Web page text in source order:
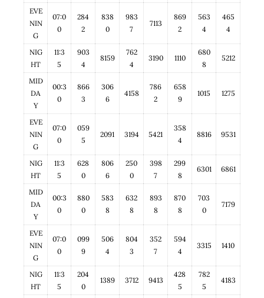
EVE
NIN
G
07:0
0
284
2
838
0
983
7
7113
869
2
563
4
465
4
NIG
HT
11:3
5
903
4
8159
762
4
3190 1110
680
8
5212
MID
DA
Y
00:3
0
866
3
306
6
4158
786
2
658
9
1015 1275
EVE
NIN
G
07:0
0
059
5
2091 3194 5421
358
4
8816 9531
NIG
HT
11:3
5
628
0
806
6
250
0
398
7
299
8
6301 6861
MID
DA
Y
00:3
0
880
0
583
8
632
8
893
8
870
8
703
0
7179
EVE
NIN
G
07:0
0
099
9
506
4
804
3
352
7
594
4
3315 1410
NIG
HT
11:3
5
204
0
1389 3712 9413
428
5
782
5
4183